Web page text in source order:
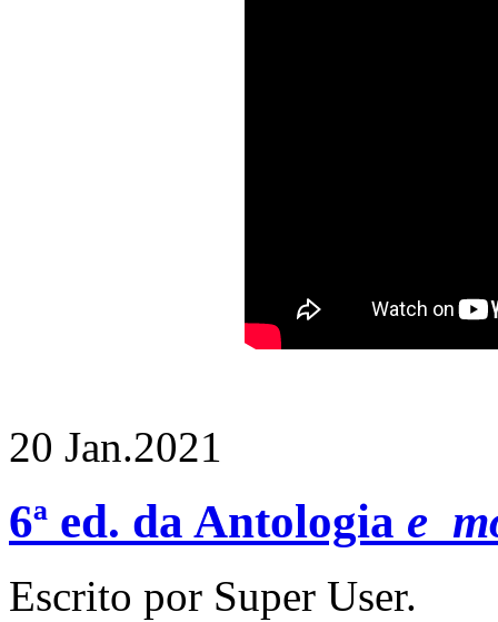
20 Jan.2021
6ª ed. da Antologia
Escrito por Super User.